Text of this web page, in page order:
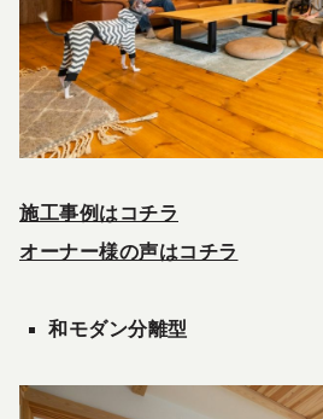
施工事例はコチラ
オーナー様の声はコチラ
和モダン分離型